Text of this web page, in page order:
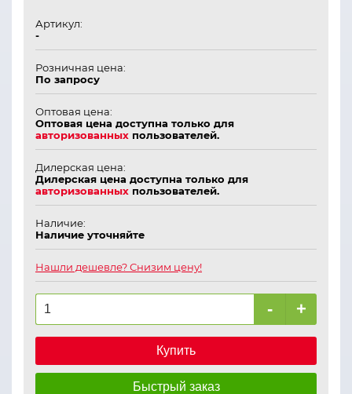
Артикул:
-
Розничная цена:
По запросу
Оптовая цена:
Оптовая цена доступна только для
авторизованных пользователей.
Дилерская цена:
Дилерская цена доступна только для
авторизованных пользователей.
Наличие:
Наличие уточняйте
Нашли дешевле? Снизим цену!
- +
Купить
Быстрый заказ